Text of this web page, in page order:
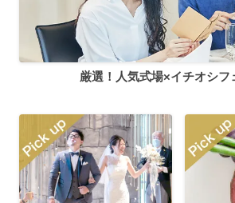
厳選！人気式場×イチオシフ